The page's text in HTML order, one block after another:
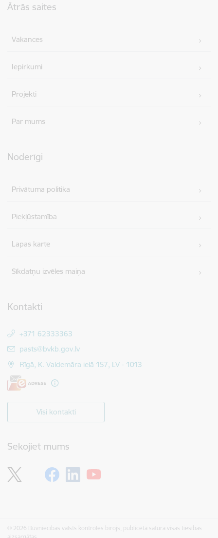
Ātrās saites
Vakances
Iepirkumi
Projekti
Par mums
Noderīgi
Privātuma politika
Piekļūstamība
Lapas karte
Sīkdatņu izvēles maiņa
Kontakti
+371 62333363
E-pasts:
pasts@bvkb.gov.lv
Rīgā, K. Valdemāra ielā 157, LV - 1013
Visi kontakti
Sekojiet mums
© 2026 Būvniecības valsts kontroles birojs, publicētā satura visas tiesības